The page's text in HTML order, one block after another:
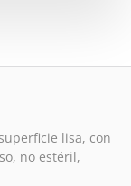
lisa, con
no estéril,